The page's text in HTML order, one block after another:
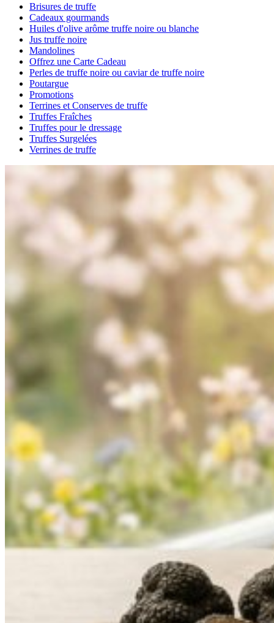
Brisures de truffe
Cadeaux gourmands
Huiles d'olive arôme truffe noire ou blanche
Jus truffe noire
Mandolines
Offrez une Carte Cadeau
Perles de truffe noire ou caviar de truffe noire
Poutargue
Promotions
Terrines et Conserves de truffe
Truffes Fraîches
Truffes pour le dressage
Truffes Surgelées
Verrines de truffe